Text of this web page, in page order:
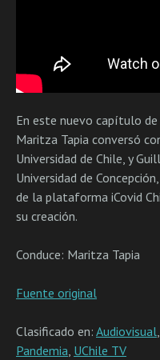
En este nuevo capítulo
Maritza Tapia conversó
Universidad de Chile, y
Universidad de
de la plataforma iCovid
su creación.
Conduce: Maritza Tapia
Fuente original
Clasificado en: Audiovisual,
Pandemia, UChile TV